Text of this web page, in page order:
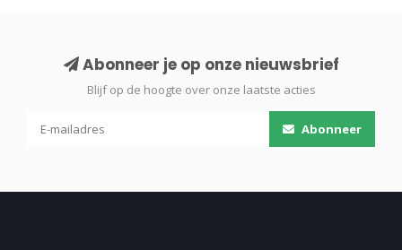
Abonneer je op onze nieuwsbrief
Blijf op de hoogte over onze laatste acties
Abonneer